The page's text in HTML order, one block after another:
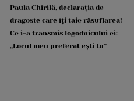
Paula Chirilă, declarația de
dragoste care îți taie răsuflarea!
Ce i-a transmis logodnicului ei:
„Locul meu preferat ești tu”